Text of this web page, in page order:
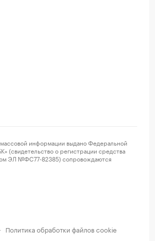
информации выдано Федеральной
(свидетельство о регистрации средства
ЭЛ №ФС77-82385) сопровождаются
· Политика обработки файлов cookie